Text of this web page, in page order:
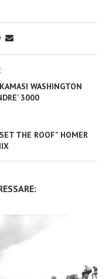
WASHINGTON
3000
THE ROOF” HOMER